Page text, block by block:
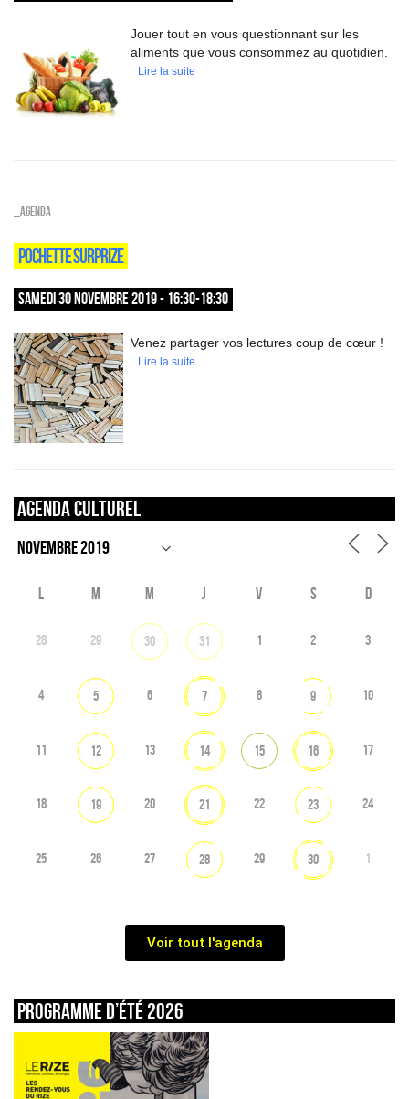
Jouer tout en vous questionnant sur les
aliments que vous consommez au quotidien.
Lire la suite
_Agenda
POCHETTE SURPRIZE
SAMEDI 30 NOVEMBRE 2019 - 16:30-18:30
Venez partager vos lectures coup de cœur !
Lire la suite
Agenda culturel
L M M J V S D
28 29 30 31 1 2 3
4 5 6 7 8 9 10
11 12 13 14 15 16 17
18 19 20 21 22 23 24
25 26 27 28 29 30 1
Voir tout l'agenda
Programme d’été 2026